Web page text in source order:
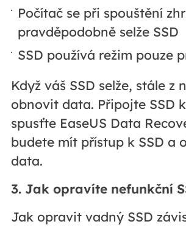
Počítač se při spouštění
pravděpodobně selže SSD
SSD používá režim pouze
Když váš SSD selže, stále z
obnovit data. Připojte SSD
spusťte EaseUS Data
budete mít přístup k SSD a
data.
3. Jak opravíte nefunkční
Jak opravit vadný SSD